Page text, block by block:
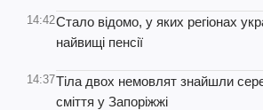
14:42Стало відомо, у яких регіонах
найвищі пенсії
14:37Тіла двох немовлят знайшли
сміття у Запоріжжі